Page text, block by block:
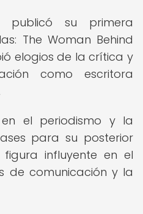
publicó su primera
The Woman Behind
elogios de la crítica y
como escritora
en el periodismo y la
para su posterior
influyente en el
de comunicación y la